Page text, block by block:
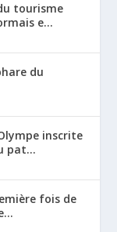
tourisme
e...
du
inscrite
pat...
fois de